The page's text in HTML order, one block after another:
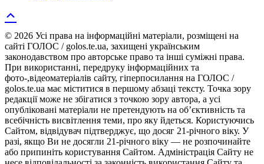
© 2026 Усі права на інформаційні матеріали, розміщені на
сайті ГОЛОС / golos.te.ua, захищені українським
законодавством про авторське право та інші суміжні права.
При використанні, передруку інформаційних та
фото-,відеоматеріалів сайту, гіперпосилання на ГОЛОС /
golos.te.ua має міститися в першому абзаці тексту. Точка зору
редакції може не збігатися з точкою зору автора, а усі
опубліковані матеріали не претендують на об’єктивність та
всебічність висвітлення теми, про яку йдеться. Користуючись
Сайтом, відвідувач підтверджує, що досяг 21-річного віку. У
разі, якщо Ви не досягли 21-річного віку — не розпочинайте
або припиніть користування Сайтом. Адміністрація Сайту не